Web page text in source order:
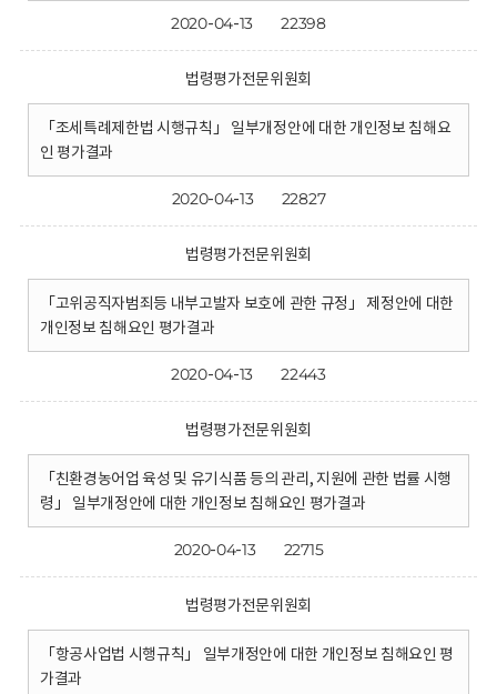
2020-04-13 22398
법령평가전문위원회
「조세특례제한법 시행규칙」 일부개정안에 대한 개인정보 침해요
인 평가결과
2020-04-13 22827
법령평가전문위원회
「고위공직자범죄등 내부고발자 보호에 관한 규정」 제정안에 대한
개인정보 침해요인 평가결과
2020-04-13 22443
법령평가전문위원회
「친환경농어업 육성 및 유기식품 등의 관리, 지원에 관한 법률 시행
령」 일부개정안에 대한 개인정보 침해요인 평가결과
2020-04-13 22715
법령평가전문위원회
「항공사업법 시행규칙」 일부개정안에 대한 개인정보 침해요인 평
가결과